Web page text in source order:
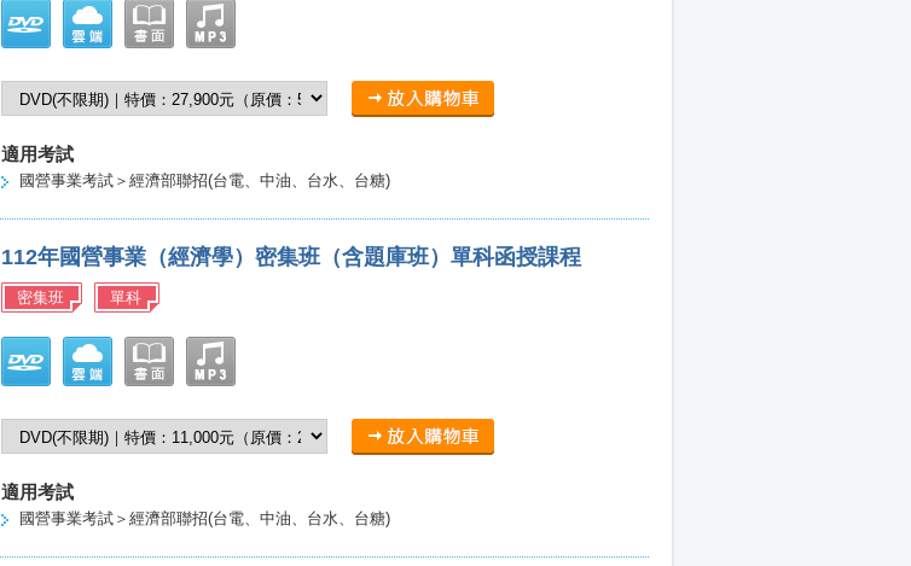
適用考試
國營事業考試＞經濟部聯招(台電、中油、台水、台糖)
112年國營事業（經濟學）密集班（含題庫班）單科函授課程
密集班 單科
適用考試
國營事業考試＞經濟部聯招(台電、中油、台水、台糖)